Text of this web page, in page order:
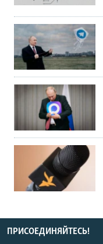
ПРИСОЕДИНЯЙТЕСЬ!